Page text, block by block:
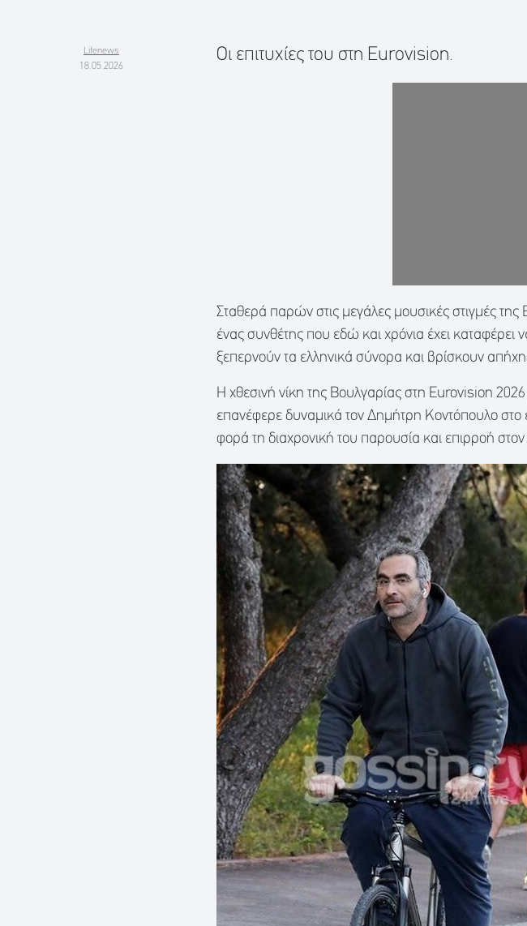
Lifenews
18.05.2026
Οι επιτυχίες του στη Eurovision.
Σταθερά παρών στις μεγάλες μουσικές στιγμές
ένας συνθέτης που εδώ και χρόνια έχει καταφέρει
ξεπερνούν τα ελληνικά σύνορα και βρίσκουν
Η χθεσινή νίκη της Βουλγαρίας στη Eurovision
επανέφερε δυναμικά τον Δημήτρη Κοντόπουλο στο
φορά τη διαχρονική του παρουσία και επιρροή